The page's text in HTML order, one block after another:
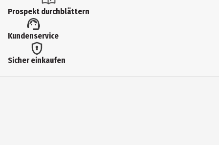
Artikelnummer des Herstellers
DIBA8225
Prospekt durchblättern
Kundenservice
Sicher einkaufen